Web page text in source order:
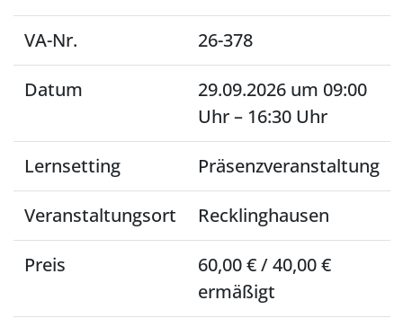
VA-Nr. 26-378
Datum
29.09.2026 um 09:00
Uhr – 16:30 Uhr
Lernsetting Präsenzveranstaltung
Veranstaltungsort Recklinghausen
Preis
60,00 € / 40,00 €
ermäßigt